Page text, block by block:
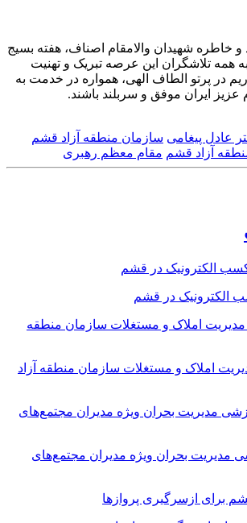
خاطره شهیدان والامقام اصناف، هفته بسیج
به همه تلاشگران این عرصه تبریک و تهنیت
در پرتو الطاف الهی، همواره در خدمت به
عزیز ایران موفق و سربلند باشند.
عادل پیغامی سازمان منطقه آزاد قشم
آزاد قشم مقام معظم رهبری
الکترونیک در قشم
املاک و مستغلات سازمان منطقه آزاد
مدیریت بحران ویژه مدیران مجتمع‌های